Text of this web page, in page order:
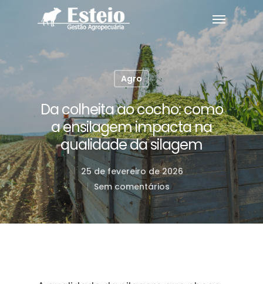
Agro
Da colheita ao cocho: como
a ensilagem impacta na
qualidade da silagem
25 de fevereiro de 2026
Sem comentários